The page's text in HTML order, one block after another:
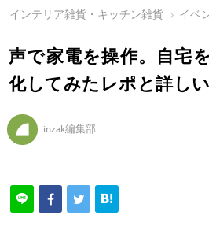
インテリア雑貨・キッチン雑貨 イベ
声で家電を操作。自宅
化してみたレポと詳しい
inzak編集部